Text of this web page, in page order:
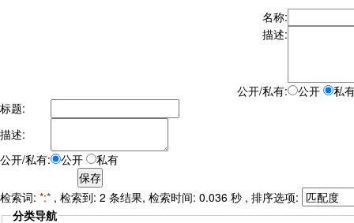
名称:
描述:
公开/私有: 公开
私
标题:
描述:
公开/私有:
公开 私有
检索词: *:* , 检索到: 2 条结果, 检索时间: 0.036 秒 , 排序选项:
分类导航